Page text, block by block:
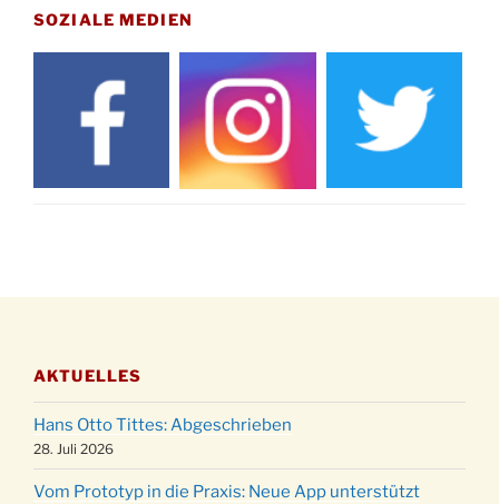
Drabenderhöhe um 11:15 Uhr
21.11.
Basar im Ev. Gemeindehaus von 14-16:30 Uhr
Katharinenball des Honterus Chors im
Stadtteilhaus um 19:00 Uhr
Kinderbibeltag im Ev. Gemeindehaus von 10-
12 Uhr
Stadtteilhaus um 19:00 Uhr
11.12.
Puer-Natus weihnachtliches Brauchtum am
Robert-Gassner-Hof um 17:00 Uhr
19.12.
Kinderbibeltag im Ev. Gemeindehaus von 10-
12 Uhr
SOZIALE MEDIEN
AKTUELLES
Hans Otto Tittes: Abgeschrieben
28. Juli 2026
Vom Prototyp in die Praxis: Neue App unterstützt